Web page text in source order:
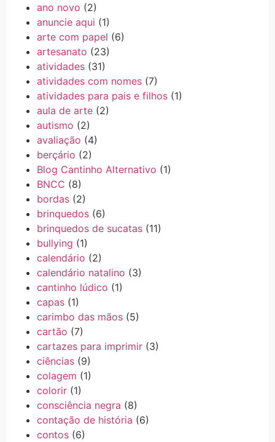
ano novo (2)
anuncie aqui (1)
arte com papel (6)
artesanato (23)
atividades (31)
atividades com nomes (7)
atividades para pais e filhos (1)
aula de arte (2)
autismo (2)
avaliação (4)
berçário (2)
Blog Cantinho Alternativo (1)
BNCC (8)
bordas (2)
brinquedos (6)
brinquedos de sucatas (11)
bullying (1)
calendário (2)
calendário natalino (3)
cantinho lúdico (1)
capas (1)
carimbo das mãos (5)
cartão (7)
cartazes para imprimir (3)
ciências (9)
colagem (1)
colorir (1)
consciência negra (8)
contação de história (6)
contos (6)